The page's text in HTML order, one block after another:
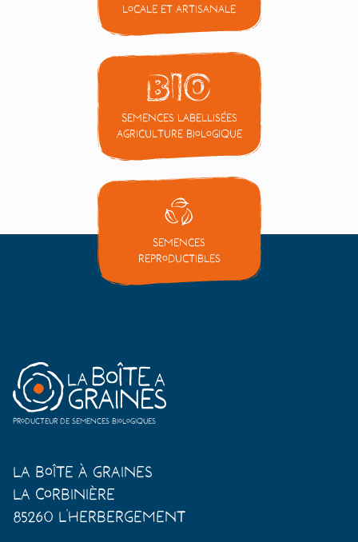
locale et artisanale
Semences labellisées
Agriculture Biologique
Semences
reproductibles
Producteur de semences biologiques
La Boîte à Graines
La Corbinière
85260 L'Herbergement